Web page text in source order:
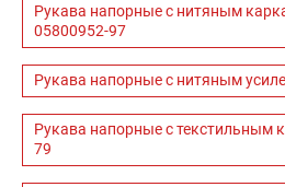
Рукава напорные с нитяным
05800952-97
Рукава напорные с нитяным
Рукава напорные с текстильным
79